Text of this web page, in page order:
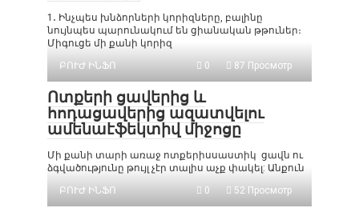
1․ Ինչպես խնձորների կորիզները, բալինը
նույնպես պարունակում են ցիանական թթուներ։
Միգուցե մի քանի կորիզ
ԲՈՒԺ ԻՆՖՈ
0 87 Просмотр
Ոտքերի ցավերից և
հոդացավերից ազատվելու
ամենաէֆեկտիվ միջոցը
Մի քանի տարի առաջ ոտքերիսսաստիկ ցավն ու
ձգվածությունը թույլ չէր տալիս աչք փակել: Անքուն
ԲՈՒԺ ԻՆՖՈ
0 52 Просмотр